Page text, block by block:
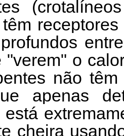
"verem" o
não
apenas
está
cheira